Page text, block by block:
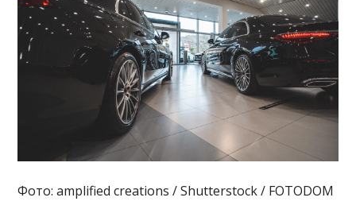
Фото: amplified creations / Shutterstock / FOTODOM